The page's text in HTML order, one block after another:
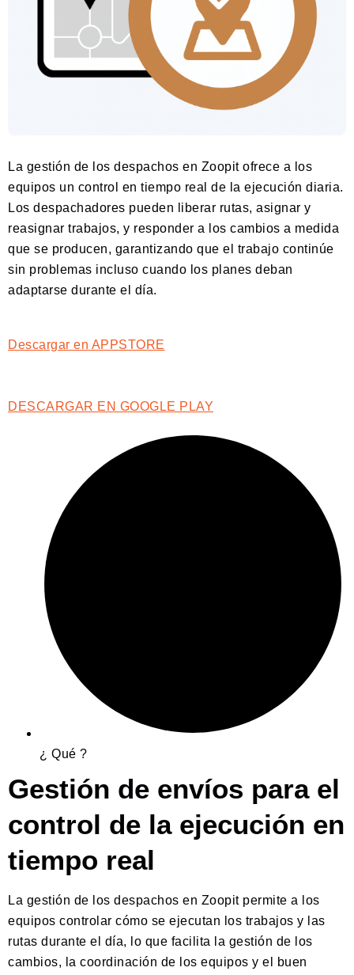
La gestión de los despachos en Zoopit ofrece a los
equipos un control en tiempo real de la ejecución diaria.
Los despachadores pueden liberar rutas, asignar y
reasignar trabajos, y responder a los cambios a medida
que se producen, garantizando que el trabajo continúe
sin problemas incluso cuando los planes deban
adaptarse durante el día.
Descargar en APPSTORE
DESCARGAR EN GOOGLE PLAY
¿ Qué ?
Gestión de envíos para el
control de la ejecución en
tiempo real
La gestión de los despachos en Zoopit permite a los
equipos controlar cómo se ejecutan los trabajos y las
rutas durante el día, lo que facilita la gestión de los
cambios, la coordinación de los equipos y el buen